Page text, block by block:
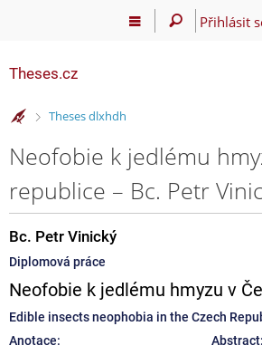
Přihlásit
Theses.cz
>
Theses dlxhdh
Neofobie k jedlému
republice – Bc. Petr
Bc. Petr Vinický
Diplomová práce
Neofobie k jedlému hmyzu v
Edible insects neophobia in the Czech
Anotace:
Abstract: